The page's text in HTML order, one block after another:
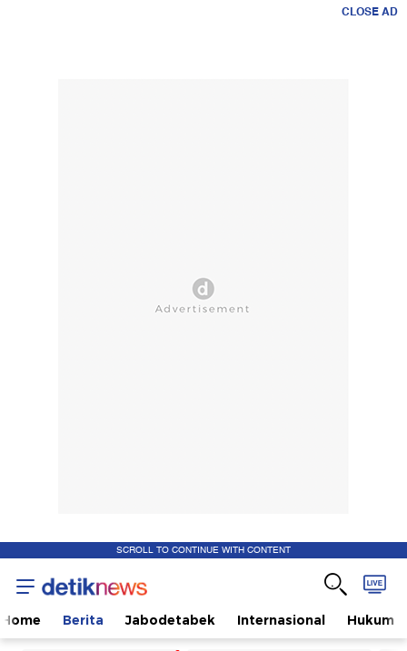
CLOSE AD
SCROLL TO CONTINUE WITH CONTENT
Home Berita Jabodetabek Internasional Hukum